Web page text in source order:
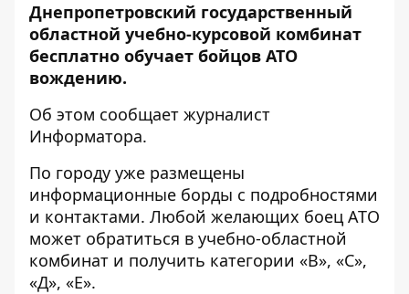
Днепропетровский государственный
областной учебно-курсовой комбинат
бесплатно обучает бойцов АТО
вождению.
Об этом сообщает журналист
Информатора.
По городу уже размещены
информационные борды с подробностями
и контактами. Любой желающих боец АТО
может обратиться в учебно-областной
комбинат и получить категории «В», «С»,
«Д», «Е».